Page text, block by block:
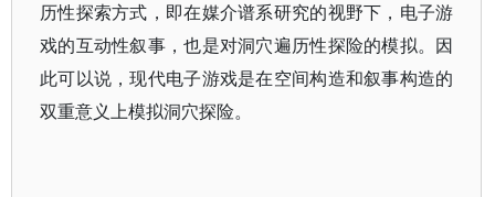
历性探索方式，即在媒介谱系研究的视野下，电子游
戏的互动性叙事，也是对洞穴遍历性探险的模拟。因
此可以说，现代电子游戏是在空间构造和叙事构造的
双重意义上模拟洞穴探险。